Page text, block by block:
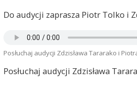
Do audycji zaprasza Piotr Tolko i
Posłuchaj audycji Zdzisława Tararako i
Posłuchaj audycji Zdzisława